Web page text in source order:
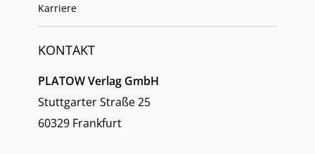
Karriere
KONTAKT
PLATOW Verlag GmbH
Stuttgarter Straße 25
60329 Frankfurt